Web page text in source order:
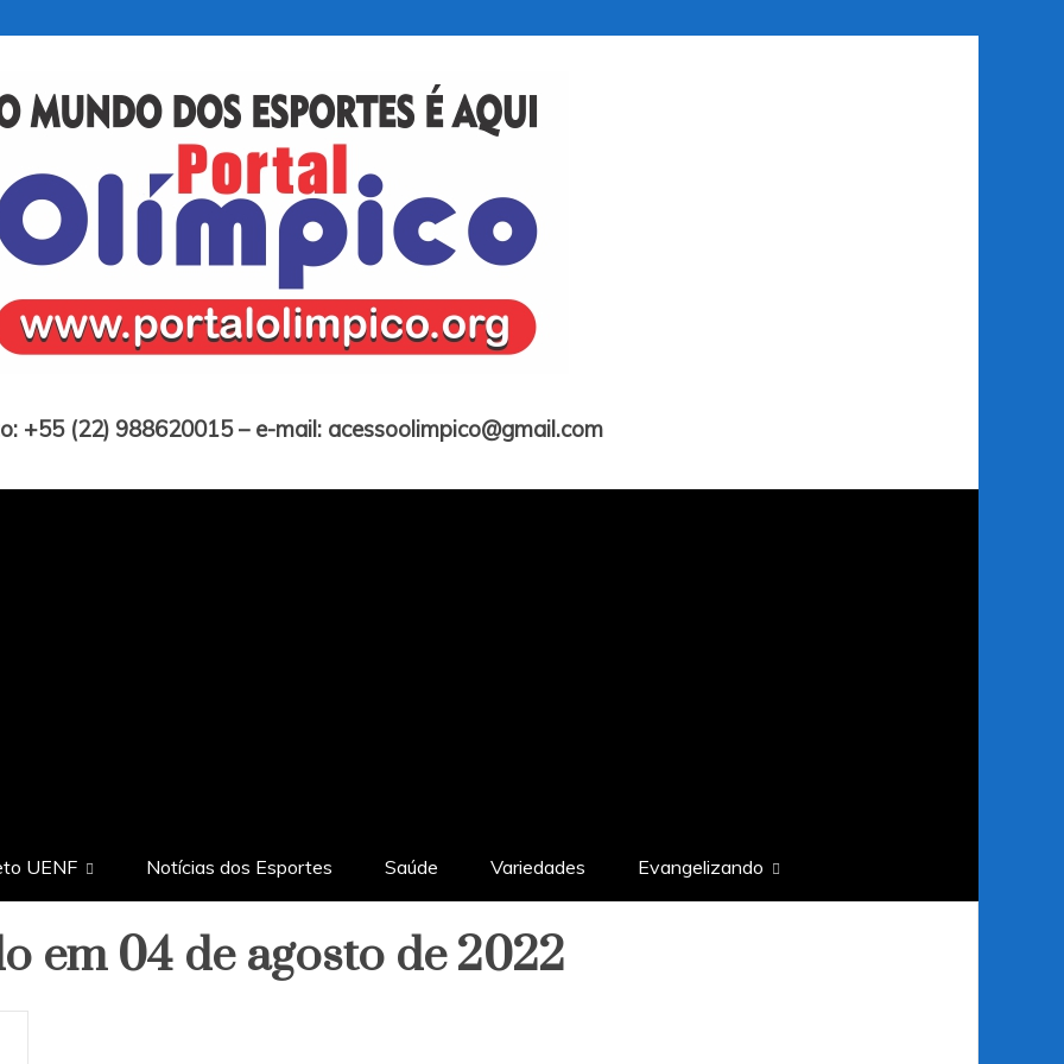
+55 (22) 988620015 – e-mail: acessoolimpico@gmail.com
UENF Notícias dos Esportes Saúde Variedades Evangelizando
em 04 de agosto de 2022